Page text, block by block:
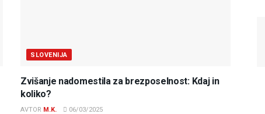
SLOVENIJA
Zvišanje nadomestila za brezposelnost: Kdaj in
koliko?
AVTOR M.K. 06/03/2025